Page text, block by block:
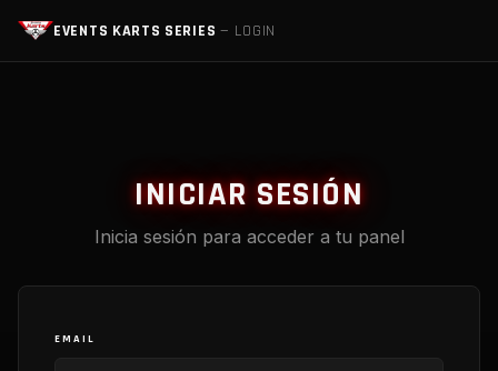
EVENTS KARTS SERIES — LOGIN
INICIAR SESIÓN
Inicia sesión para acceder a tu panel
EMAIL